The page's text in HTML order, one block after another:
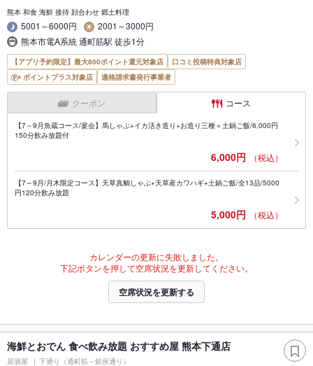
熊本 和食 海鮮 接待 顔合わせ 郷土料理
5001～6000円
2001～3000円
熊本市電A系統 通町筋駅 徒歩1分
【アプリ予約限定】最大800ポイント還元対象店
口コミ投稿特典対象店
ポイントプラス対象店
適格請求書発行事業者
クーポン コース
【7～9月魚蔵コース/宴会】馬しゃぶ+イカ活き造り+お造り三種＋土鍋ご飯/6,000円
150分飲み放題付
6,000円 （税込）
【7～9月/月木限定コース】天草真鯛しゃぶ+天草産カワハギ+土鍋ご飯/全13品/5000
円120分飲み放題
5,000円 （税込）
カレンダーの更新に失敗しました。
下記ボタンを押して空席状況を更新してください。
空席状況を更新する
海鮮とおでん 食べ飲み放題 おすすめ屋 熊本下通店
居酒屋 下通り（通町筋～銀座通り）